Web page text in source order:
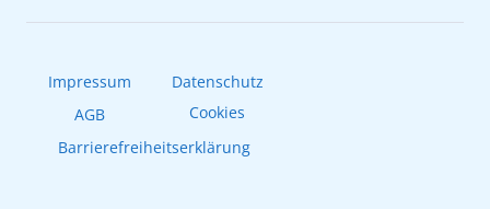
AIDAradio
Impressum
Datenschutz
AGB
Cookies
Barrierefreiheitserklärung